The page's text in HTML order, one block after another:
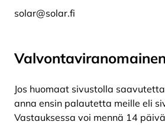
solar@solar.fi
Valvontaviranomainen
Jos huomaat sivustolla
anna ensin palautetta meille eli
Vastauksessa voi mennä 14